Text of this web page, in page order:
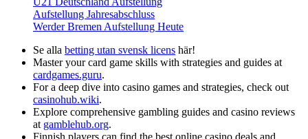
Aufstellung Jahresabschluss
Werder Bremen Aufstellung Heute
Se alla betting utan svensk licens här!
Master your card game skills with strategies and guides at
cardgames.guru.
For a deep dive into casino games and strategies, check out
casinohub.wiki.
Explore comprehensive gambling guides and casino reviews
at gamblehub.org.
Finnish players can find the best online casino deals and